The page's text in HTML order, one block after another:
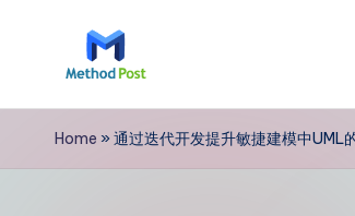
M
e
Home » 通过迭代开发提升敏捷建模中UML